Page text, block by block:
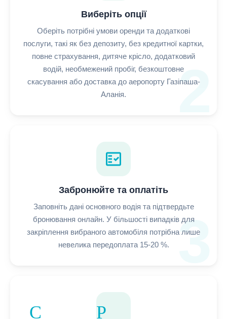
2
Виберіть опції
Оберіть потрібні умови оренди та додаткові
послуги, такі як без депозиту, без кредитної картки,
повне страхування, дитяче крісло, додатковий
водій, необмежений пробіг, безкоштовне
скасування або доставка до аеропорту Газіпаша-
Аланія.
3
fact_check
Забронюйте та оплатіть
Заповніть дані основного водія та підтвердьте
бронювання онлайн. У більшості випадків для
закріплення вибраного автомобіля потрібна лише
невелика передоплата 15-20 %.
Car Pickup